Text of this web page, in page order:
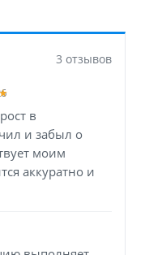
3 отзывов
в
и забыл о
моим
аккуратно и